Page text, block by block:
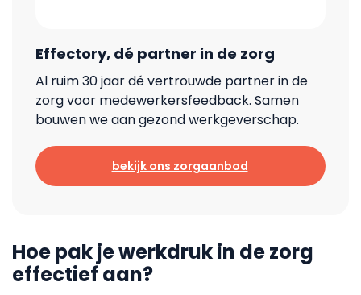
Effectory, dé partner in de zorg
Al ruim 30 jaar dé vertrouwde partner in de
zorg voor medewerkersfeedback. Samen
bouwen we aan gezond werkgeverschap.
bekijk ons zorgaanbod
Hoe pak je werkdruk in de zorg
effectief aan?